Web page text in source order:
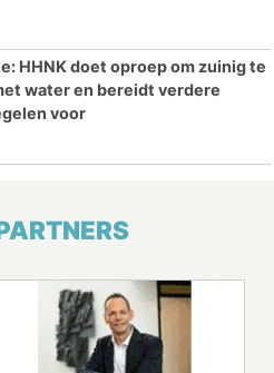
HHNK doet oproep om zuinig te
water en bereidt verdere
voor